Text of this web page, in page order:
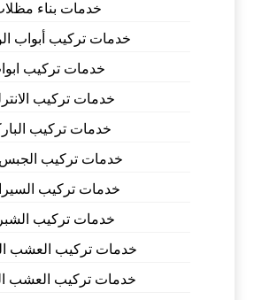
خدمات بناء
خدمات تركيب أبواب
خدمات تركيب
خدمات تركيب
خدمات تركيب
خدمات تركيب الجبس
خدمات تركيب
خدمات تركيب
خدمات تركيب العشب
خدمات تركيب العشب